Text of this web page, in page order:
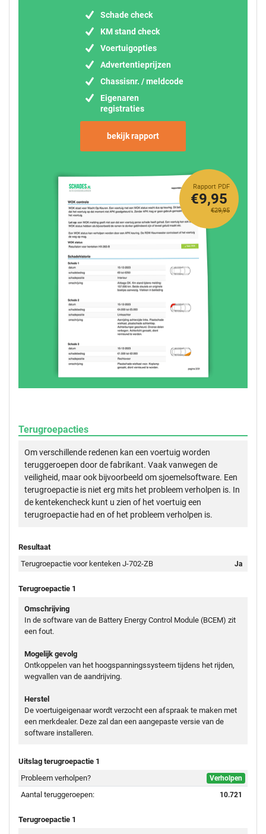
Schade check
KM stand check
Voertuigopties
Advertentieprijzen
Chassisnr. / meldcode
Eigenaren
registraties
bekijk rapport
Rapport PDF
€29,95
€9,95
Terugroepacties
Om verschillende redenen kan een voertuig worden
teruggeroepen door de fabrikant. Vaak vanwegen de
veiligheid, maar ook bijvoorbeeld om sjoemelsoftware. Een
terugroepactie is niet erg mits het probleem verholpen is. In
de kentekencheck kunt u zien of het voertuig een
terugroepactie had en of het probleem verholpen is.
Resultaat
Terugroepactie voor kenteken J-702-ZB
Ja
Terugroepactie 1
Omschrijving
In de software van de Battery Energy Control Module (BCEM) zit
een fout.
Mogelijk gevolg
Ontkoppelen van het hoogspanningssysteem tijdens het rijden,
wegvallen van de aandrijving.
Herstel
De voertuigeigenaar wordt verzocht een afspraak te maken met
een merkdealer. Deze zal dan een aangepaste versie van de
software installeren.
Uitslag terugroepactie 1
Probleem verholpen?
Verholpen
Aantal teruggeroepen: 10.721
Terugroepactie 1